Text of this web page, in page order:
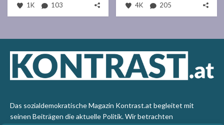
1K 103 4K 205
Das sozialdemokratische Magazin Kontrast.at begleitet mit
seinen Beiträgen die aktuelle Politik. Wir betrachten